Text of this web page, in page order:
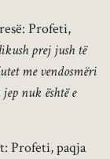
Profeti,
prej jush të
me vendosmëri
jep nuk është e
Profeti, paqja